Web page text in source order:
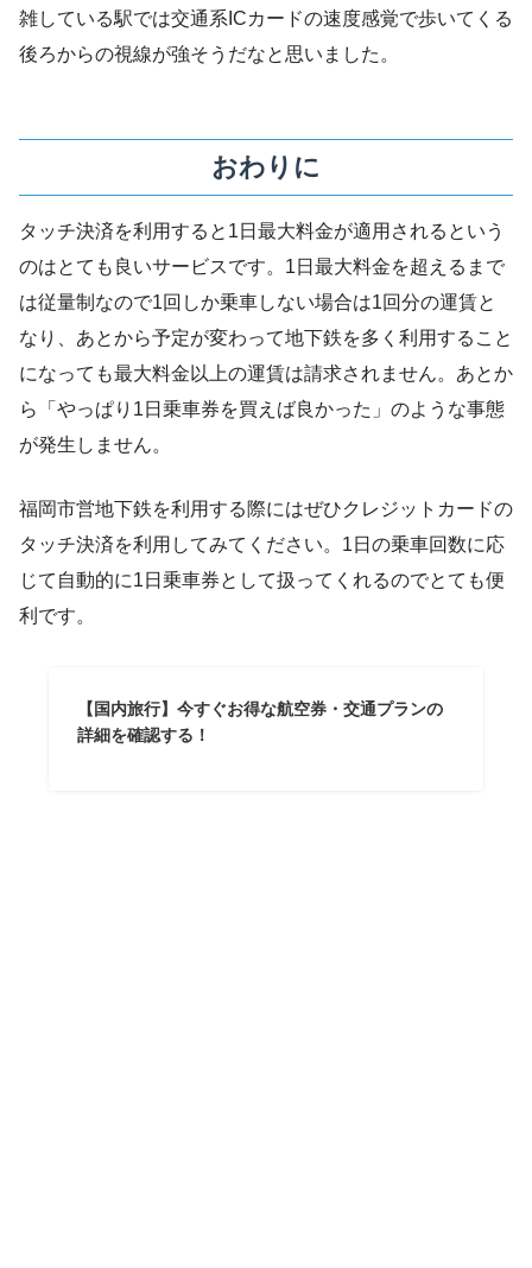
雑している駅では交通系ICカードの速度感覚で歩いてくる
後ろからの視線が強そうだなと思いました。
おわりに
タッチ決済を利用すると1日最大料金が適用されるという
のはとても良いサービスです。1日最大料金を超えるまで
は従量制なので1回しか乗車しない場合は1回分の運賃と
なり、あとから予定が変わって地下鉄を多く利用すること
になっても最大料金以上の運賃は請求されません。あとか
ら「やっぱり1日乗車券を買えば良かった」のような事態
が発生しません。
福岡市営地下鉄を利用する際にはぜひクレジットカードの
タッチ決済を利用してみてください。1日の乗車回数に応
じて自動的に1日乗車券として扱ってくれるのでとても便
利です。
【国内旅行】今すぐお得な航空券・交通プランの
詳細を確認する！